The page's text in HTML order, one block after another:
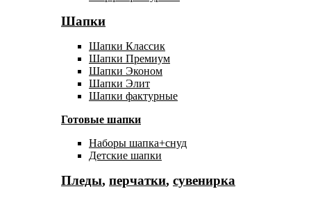
Шапки
Шапки Классик
Шапки Премиум
Шапки Эконом
Шапки Элит
Шапки фактурные
Готовые шапки
Наборы шапка+снуд
Детские шапки
Пледы, перчатки, сувенирка